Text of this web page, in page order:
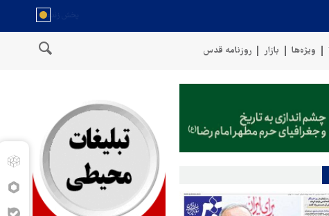
ویژه‌ها بازار روزنامه قدس